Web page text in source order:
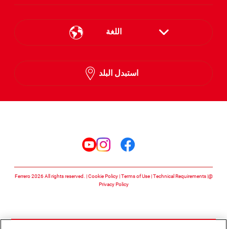
اللغة
English
استبدل البلد
@Ferrero 2026 All rights reserved.
Cookie Policy Terms of Use Technical Requirements
Privacy Policy